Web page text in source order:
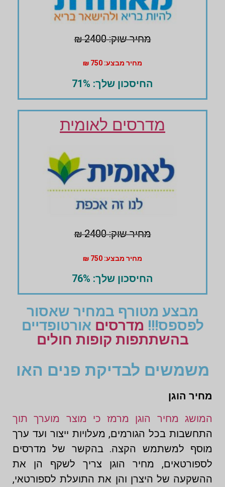
מחיר שוק: 2400 ₪
מחיר מבצע: 750 ₪
החיסכון שלך: 71%
מדרסים לאומית
מחיר שוק: 2400 ₪
מחיר מבצע: 750 ₪
החיסכון שלך: 76%
מבצע מטורף במחיר שאסור
לפספס!!! מדרסים אורטופדיים
בהשתתפות קופות חולים
משמשים לבדיקת פנים האו
מחיר הוגן
המושג מחיר הוגן מרמז כי מוצר מוערך תוך
התחשבות בכל הגורמים, מעלויות ייצור ועד ערך
מוסף למשתמש הקצה. בהקשר של מדרסים
לספורטאים, מחיר הוגן צריך לשקף הן את
ההשקעה של היצרן והן את התועלת לספורטאי,